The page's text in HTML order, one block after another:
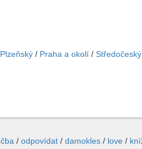
Plzeňský / Praha a okolí / Středočeský
/ odpovídat / damokles / love /